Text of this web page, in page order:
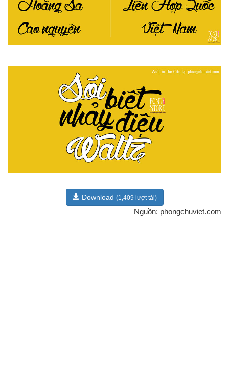
Download (1,409 lượt tải)
Nguồn: phongchuviet.com